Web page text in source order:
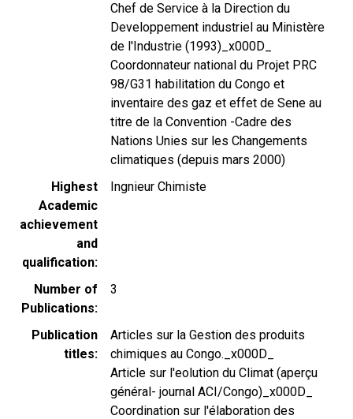
Chef de Service à la Direction du
Developpement industriel au Ministère
de l'Industrie (1993)_x000D_
Coordonnateur national du Projet PRC
98/G31 habilitation du Congo et
inventaire des gaz et effet de Sene au
titre de la Convention -Cadre des
Nations Unies sur les Changements
climatiques (depuis mars 2000)
Highest
Academic
achievement
and
qualification
Ingnieur Chimiste
Number of
Publications
3
Publication
titles
Articles sur la Gestion des produits
chimiques au Congo._x000D_
Article sur l'eolution du Climat (aperçu
général- journal ACI/Congo)_x000D_
Coordination sur l'élaboration des